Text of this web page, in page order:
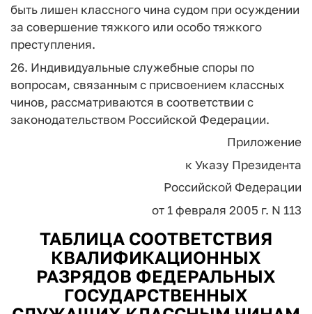
быть лишен классного чина судом при осуждении
за совершение тяжкого или особо тяжкого
преступления.
26. Индивидуальные служебные споры по
вопросам, связанным с присвоением классных
чинов, рассматриваются в соответствии с
законодательством Российской Федерации.
Приложение
к Указу Президента
Российской Федерации
от 1 февраля 2005 г. N 113
ТАБЛИЦА СООТВЕТСТВИЯ
КВАЛИФИКАЦИОННЫХ
РАЗРЯДОВ ФЕДЕРАЛЬНЫХ
ГОСУДАРСТВЕННЫХ